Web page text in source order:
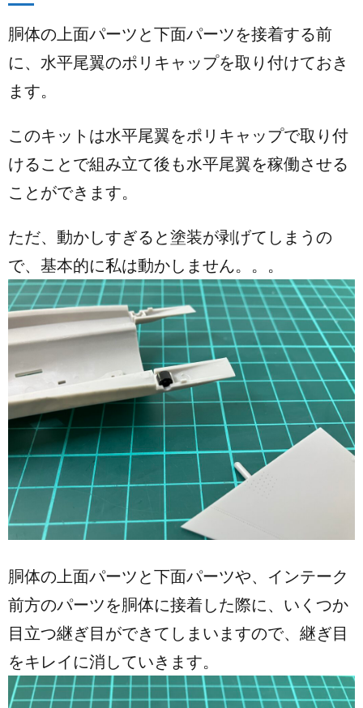
胴体の上面パーツと下面パーツを接着する前
に、水平尾翼のポリキャップを取り付けておき
ます。
このキットは水平尾翼をポリキャップで取り付
けることで組み立て後も水平尾翼を稼働させる
ことができます。
ただ、動かしすぎると塗装が剥げてしまうの
で、基本的に私は動かしません。。。
胴体の上面パーツと下面パーツや、インテーク
前方のパーツを胴体に接着した際に、いくつか
目立つ継ぎ目ができてしまいますので、継ぎ目
をキレイに消していきます。